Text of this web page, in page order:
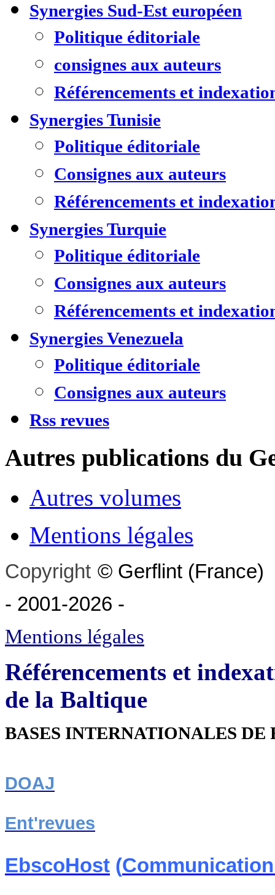
Synergies Sud-Est européen
Politique éditoriale
consignes aux auteurs
Référencements et
Synergies Tunisie
Politique éditoriale
Consignes aux auteurs
Référencements et
Synergies Turquie
Politique éditoriale
Consignes aux auteurs
Référencements et
Synergies Venezuela
Politique éditoriale
Consignes aux auteurs
Rss revues
Autres publications du
Autres volumes
Mentions légales
Copyright © Gerflint (France)
- 2001-2026 -
Mentions légales
Référencements et
de la Baltique
BASES INTERNATIONALES DE
DOAJ
Ent'revues
EbscoHost (